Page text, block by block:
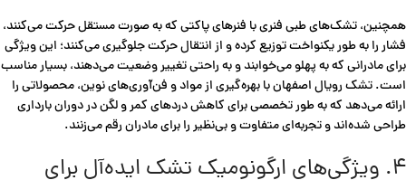
همچنین، تشک‌های طبی فنری با فنرهای پاکتی که به صورت مستقل حرکت می‌کنند،
فشار را به طور یکنواخت توزیع کرده و از انتقال حرکت جلوگیری می‌کنند؛ این ویژگی
برای مادرانی که به پهلو می‌خوابند و به راحتی تغییر وضعیت می‌دهند، بسیار مناسب
است. تشک رویال اصفهان با بهره‌گیری از مواد و فن‌آوری‌های نوین، محصولاتی را
ارائه می‌دهد که به طور تخصصی برای کاهش دردهای کمر و لگن در دوران بارداری
طراحی شده‌اند و تجربه‌ای متفاوت و بی‌نظیر را برای مادران رقم می‌زنند.
۴. ویژگی‌های ارگونومیک تشک ایده‌آل برای